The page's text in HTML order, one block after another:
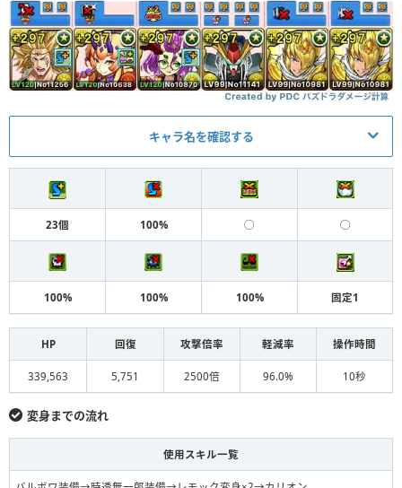
キャラ名を確認する
L カリオン 時透無一郎装備
S ハロウィンシラナキ バルボワ装備（首飾り）
S 正月チュアン ハクロウ装備
S 変身クスィーガンダム 憎珀天装備
変身レモック エピオン装備
F 変身レモック ミュウラン装備
23個 100% ◯ ◯
100% 100% 100% 固定1
HP 回復 攻撃倍率 軽減率 操作時間
339,563 5,751 2500倍 96.0% 10秒
変身までの流れ
使用スキル一覧